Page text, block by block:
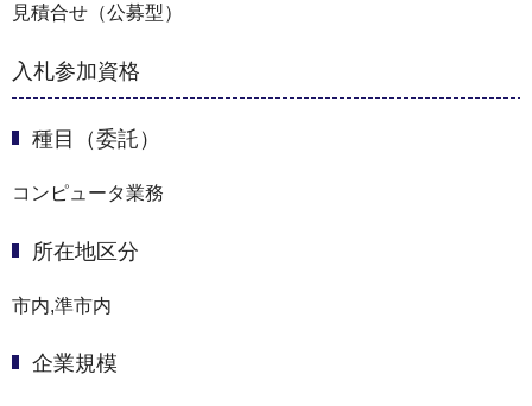
見積合せ（公募型）
入札参加資格
種目（委託）
コンピュータ業務
所在地区分
市内,準市内
企業規模